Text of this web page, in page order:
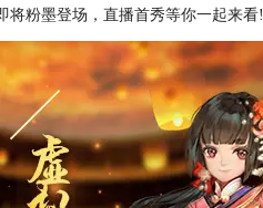
粉墨登场，直播首秀等你一起来看!